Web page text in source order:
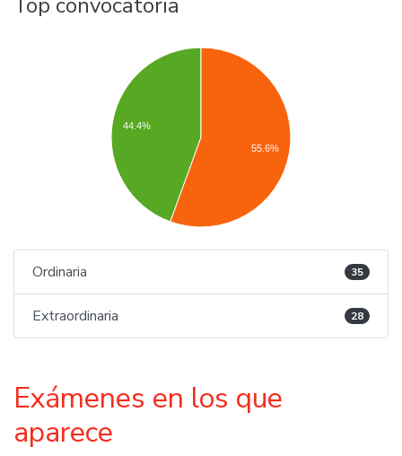
44.4%
55.6%
Ordinaria 35
Extraordinaria 28
Exámenes en los que
aparece